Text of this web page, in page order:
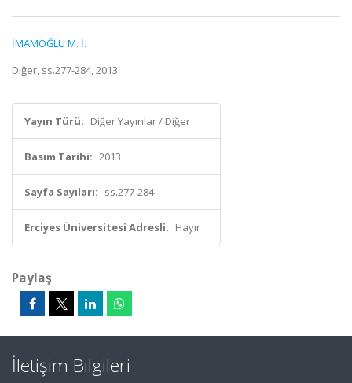
İMAMOĞLU M. İ.
Diğer, ss.277-284, 2013
Yayın Türü: Diğer Yayınlar / Diğer
Basım Tarihi: 2013
Sayfa Sayıları: ss.277-284
Erciyes Üniversitesi Adresli: Hayır
Paylaş
İletişim Bilgileri